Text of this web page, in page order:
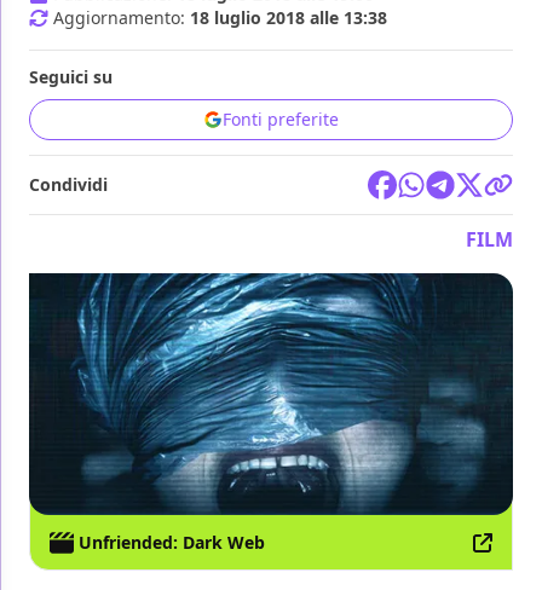
Aggiornamento: 18 luglio 2018 alle 13:38
Seguici su
Fonti preferite
Condividi
FILM
Unfriended: Dark Web